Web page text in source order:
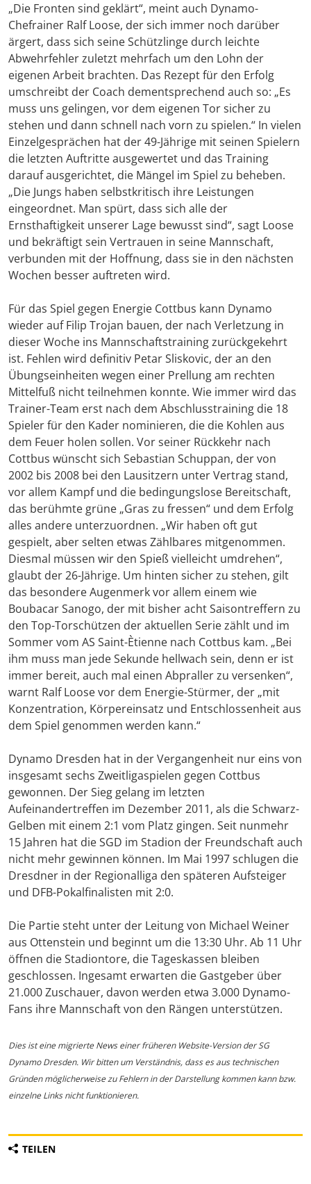
„Die Fronten sind geklärt“, meint auch Dynamo-
Chefrainer Ralf Loose, der sich immer noch darüber
ärgert, dass sich seine Schützlinge durch leichte
Abwehrfehler zuletzt mehrfach um den Lohn der
eigenen Arbeit brachten. Das Rezept für den Erfolg
umschreibt der Coach dementsprechend auch so: „Es
muss uns gelingen, vor dem eigenen Tor sicher zu
stehen und dann schnell nach vorn zu spielen.“ In vielen
Einzelgesprächen hat der 49-Jährige mit seinen Spielern
die letzten Auftritte ausgewertet und das Training
darauf ausgerichtet, die Mängel im Spiel zu beheben.
„Die Jungs haben selbstkritisch ihre Leistungen
eingeordnet. Man spürt, dass sich alle der
Ernsthaftigkeit unserer Lage bewusst sind“, sagt Loose
und bekräftigt sein Vertrauen in seine Mannschaft,
verbunden mit der Hoffnung, dass sie in den nächsten
Wochen besser auftreten wird.
Für das Spiel gegen Energie Cottbus kann Dynamo
wieder auf Filip Trojan bauen, der nach Verletzung in
dieser Woche ins Mannschaftstraining zurückgekehrt
ist. Fehlen wird definitiv Petar Sliskovic, der an den
Übungseinheiten wegen einer Prellung am rechten
Mittelfuß nicht teilnehmen konnte. Wie immer wird das
Trainer-Team erst nach dem Abschlusstraining die 18
Spieler für den Kader nominieren, die die Kohlen aus
dem Feuer holen sollen. Vor seiner Rückkehr nach
Cottbus wünscht sich Sebastian Schuppan, der von
2002 bis 2008 bei den Lausitzern unter Vertrag stand,
vor allem Kampf und die bedingungslose Bereitschaft,
das berühmte grüne „Gras zu fressen“ und dem Erfolg
alles andere unterzuordnen. „Wir haben oft gut
gespielt, aber selten etwas Zählbares mitgenommen.
Diesmal müssen wir den Spieß vielleicht umdrehen“,
glaubt der 26-Jährige. Um hinten sicher zu stehen, gilt
das besondere Augenmerk vor allem einem wie
Boubacar Sanogo, der mit bisher acht Saisontreffern zu
den Top-Torschützen der aktuellen Serie zählt und im
Sommer vom AS Saint-Ètienne nach Cottbus kam. „Bei
ihm muss man jede Sekunde hellwach sein, denn er ist
immer bereit, auch mal einen Abpraller zu versenken“,
warnt Ralf Loose vor dem Energie-Stürmer, der „mit
Konzentration, Körpereinsatz und Entschlossenheit aus
dem Spiel genommen werden kann.“
Dynamo Dresden hat in der Vergangenheit nur eins von
insgesamt sechs Zweitligaspielen gegen Cottbus
gewonnen. Der Sieg gelang im letzten
Aufeinandertreffen im Dezember 2011, als die Schwarz-
Gelben mit einem 2:1 vom Platz gingen. Seit nunmehr
15 Jahren hat die SGD im Stadion der Freundschaft auch
nicht mehr gewinnen können. Im Mai 1997 schlugen die
Dresdner in der Regionalliga den späteren Aufsteiger
und DFB-Pokalfinalisten mit 2:0.
Die Partie steht unter der Leitung von Michael Weiner
aus Ottenstein und beginnt um die 13:30 Uhr. Ab 11 Uhr
öffnen die Stadiontore, die Tageskassen bleiben
geschlossen. Ingesamt erwarten die Gastgeber über
21.000 Zuschauer, davon werden etwa 3.000 Dynamo-
Fans ihre Mannschaft von den Rängen unterstützen.
Dies ist eine migrierte News einer früheren Website-Version der SG
Dynamo Dresden. Wir bitten um Verständnis, dass es aus technischen
Gründen möglicherweise zu Fehlern in der Darstellung kommen kann bzw.
einzelne Links nicht funktionieren.
TEILEN